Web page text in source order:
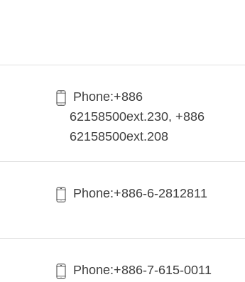
Phone:+886
62158500ext.230, +886
62158500ext.208
Phone:+886-6-2812811
Phone:+886-7-615-0011